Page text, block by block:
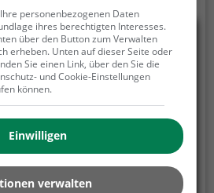
als auch Anfängern jede
und Spaß.
personenbezogenen Daten
ihres berechtigten Interesses.
über den Button zum Verwalten
erheben. Unten auf dieser Seite oder
Sie einen Link, über den Sie die
und Cookie-Einstellungen
können.
Einwilligen
verwalten